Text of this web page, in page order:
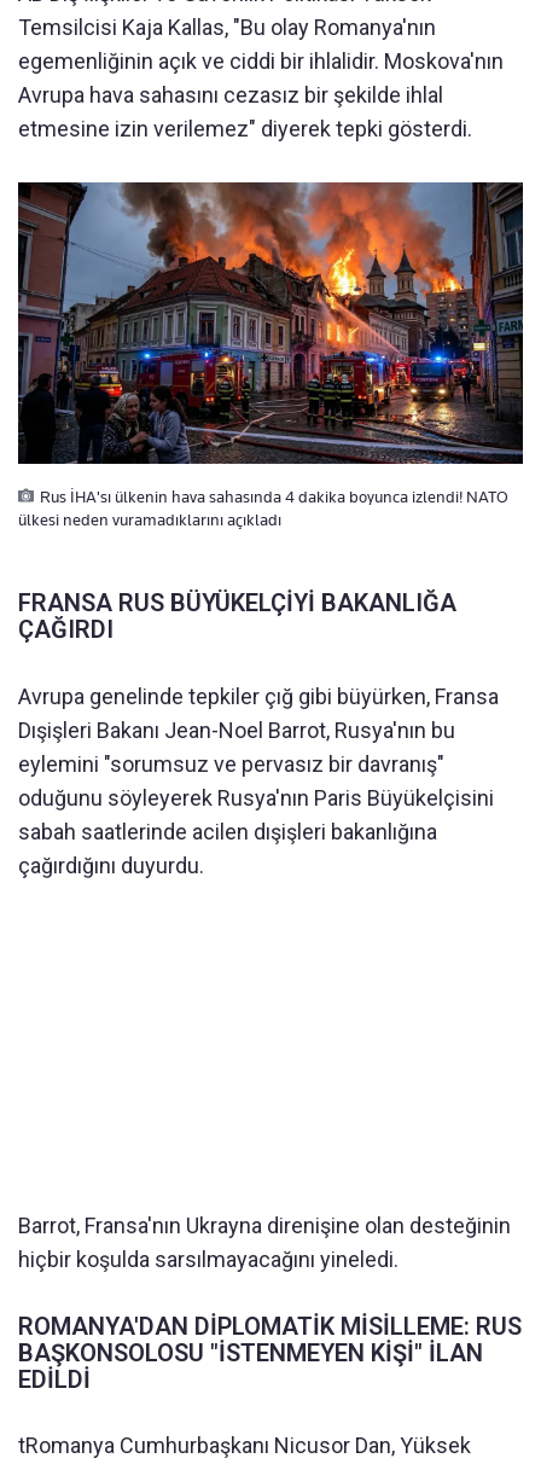
Temsilcisi Kaja Kallas, "Bu olay Romanya'nın
egemenliğinin açık ve ciddi bir ihlalidir. Moskova'nın
Avrupa hava sahasını cezasız bir şekilde ihlal
etmesine izin verilemez" diyerek tepki gösterdi.
Rus İHA'sı ülkenin hava sahasında 4 dakika boyunca izlendi! NATO
ülkesi neden vuramadıklarını açıkladı
FRANSA RUS BÜYÜKELÇİYİ BAKANLIĞA
ÇAĞIRDI
Avrupa genelinde tepkiler çığ gibi büyürken, Fransa
Dışişleri Bakanı Jean-Noel Barrot, Rusya'nın bu
eylemini "sorumsuz ve pervasız bir davranış"
oduğunu söyleyerek Rusya'nın Paris Büyükelçisini
sabah saatlerinde acilen dışişleri bakanlığına
çağırdığını duyurdu.
Barrot, Fransa'nın Ukrayna direnişine olan desteğinin
hiçbir koşulda sarsılmayacağını yineledi.
ROMANYA'DAN DİPLOMATİK MİSİLLEME: RUS
BAŞKONSOLOSU "İSTENMEYEN KİŞİ" İLAN
EDİLDİ
tRomanya Cumhurbaşkanı Nicusor Dan, Yüksek